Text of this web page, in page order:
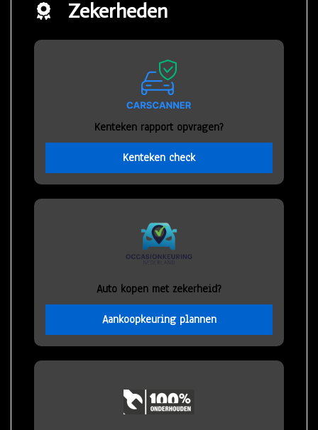
Zekerheden
Kenteken rapport opvragen?
Kenteken check
Auto kopen met zekerheid?
Aankoopkeuring plannen